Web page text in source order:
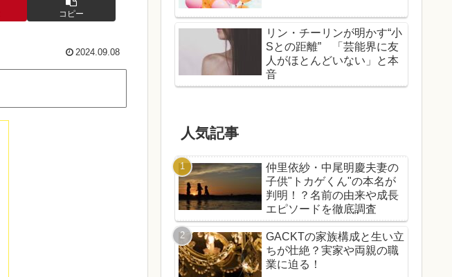
コピー
2024.09.08
リン・チーリンが明かす“小
Sとの距離” 「芸能界に友
人がほとんどいない」と本
音
人気記事
仲里依紗・中尾明慶夫妻の
子供"トカゲくん"の本名が
判明！？名前の由来や成長
エピソードを徹底調査
GACKTの家族構成と生い立
ちが壮絶？実家や両親の職
業に迫る！